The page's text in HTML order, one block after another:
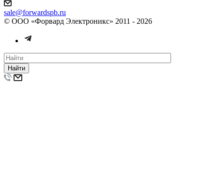
sale@forwardspb.ru
© ООО «Форвард Электроникс» 2011 - 2026
Найти